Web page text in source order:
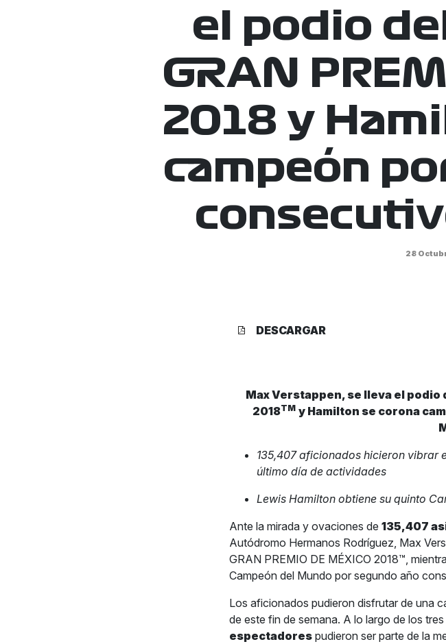
el podio
GRAN
2018 y
campeón
28
DESCARGAR
Max Verstappen, se lleva el podio
2018TM y Hamilton se corona
135,407 aficionados hicieron vibrar
último día de actividades
Lewis Hamilton obtiene su quinto
Ante la mirada y ovaciones de 135,407
Autódromo Hermanos Rodríguez, Max
GRAN PREMIO DE MÉXICO 2018™,
Campeón del Mundo por segundo año
Los aficionados pudieron disfrutar de una
de este fin de semana. A lo largo de los
espectadorespudieron ser parte de la